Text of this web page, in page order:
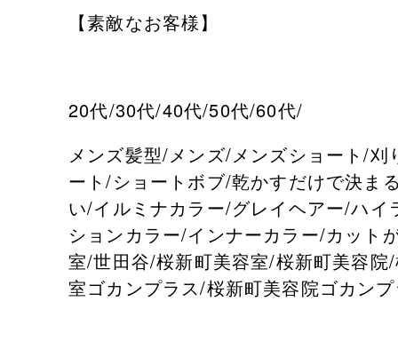
【素敵なお客様】
20代/30代/40代/50代/60代/
メンズ髪型/メンズ/メンズショート/刈
ート/ショートボブ/乾かすだけで決ま
い/イルミナカラー/グレイヘアー/ハイ
ションカラー/インナーカラー/カット
室/世田谷/桜新町美容室/桜新町美容院
室ゴカンプラス/桜新町美容院ゴカン